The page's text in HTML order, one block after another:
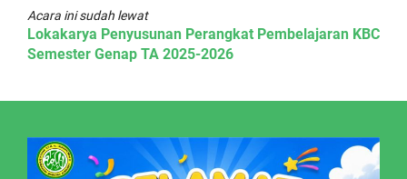
Acara ini sudah lewat
Lokakarya Penyusunan Perangkat Pembelajaran KBC
Semester Genap TA 2025-2026